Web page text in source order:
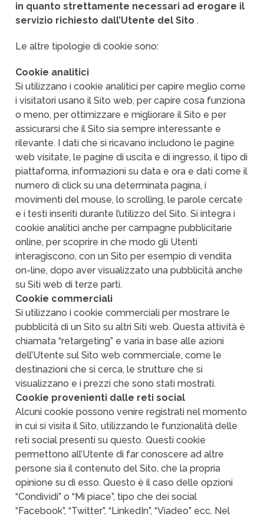
in quanto strettamente necessari ad erogare il
servizio richiesto dall’Utente del Sito.
Le altre tipologie di cookie sono:
Cookie analitici
Si utilizzano i cookie analitici per capire meglio come
i visitatori usano il Sito web, per capire cosa funziona
o meno, per ottimizzare e migliorare il Sito e per
assicurarsi che il Sito sia sempre interessante e
rilevante. I dati che si ricavano includono le pagine
web visitate, le pagine di uscita e di ingresso, il tipo di
piattaforma, informazioni su data e ora e dati come il
numero di click su una determinata pagina, i
movimenti del mouse, lo scrolling, le parole cercate
e i testi inseriti durante l’utilizzo del Sito. Si integra i
cookie analitici anche per campagne pubblicitarie
online, per scoprire in che modo gli Utenti
interagiscono, con un Sito per esempio di vendita
on-line, dopo aver visualizzato una pubblicità anche
su Siti web di terze parti.
Cookie commerciali
Si utilizzano i cookie commerciali per mostrare le
pubblicità di un Sito su altri Siti web. Questa attività è
chiamata “retargeting” e varia in base alle azioni
dell’Utente sul Sito web commerciale, come le
destinazioni che si cerca, le strutture che si
visualizzano e i prezzi che sono stati mostrati.
Cookie provenienti dalle reti social
Alcuni cookie possono venire registrati nel momento
in cui si visita il Sito, utilizzando le funzionalità delle
reti social presenti su questo. Questi cookie
permettono all’Utente di far conoscere ad altre
persone sia il contenuto del Sito, che la propria
opinione su di esso. Questo è il caso delle opzioni
“Condividi” o “Mi piace”, tipo che dei social
“Facebook”, “Twitter”, “LinkedIn”, “Viadeo” ecc. Nel